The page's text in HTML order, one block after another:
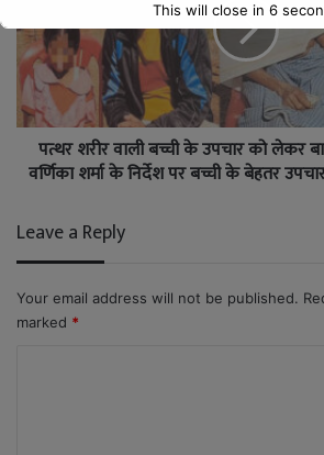
पत्थर शरीर वाली बच्ची के उपचार को लेकर
वर्णिका शर्मा के निर्देश पर बच्ची के बेहतर
Leave a Reply
Your email address will not be published.
marked *
This will close in 5